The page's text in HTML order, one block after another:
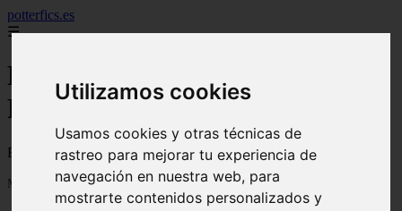
Utilizamos cookies
Usamos cookies y otras técnicas de
rastreo para mejorar tu experiencia de
navegación en nuestra web, para
mostrarte contenidos personalizados y
potterfics.es
☰
Fan fictions y fanfics de Harry
Potter en Español - Página 164
Fan fictions y fanfics de Harry Potter en Español
Mostrando 3913 - 3915 de 3915 artículos